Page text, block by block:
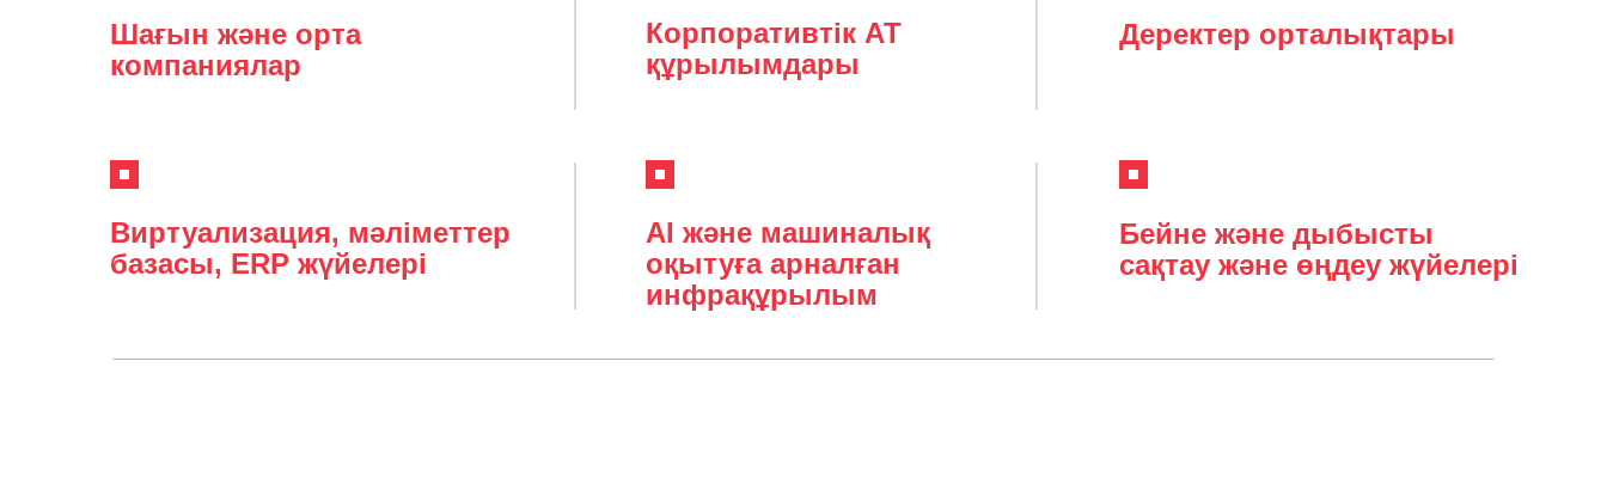
Шағын және орта
компаниялар
Деректер орталықтары
Корпоративтік АТ
құрылымдары
AI және машиналық
оқытуға арналған
инфрақұрылым
Бейне және дыбысты
сақтау және өңдеу жүйелері
Виртуализация, мәліметтер
базасы, ERP жүйелері